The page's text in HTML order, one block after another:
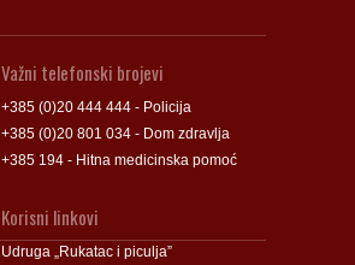
Važni telefonski brojevi
+385 (0)20 444 444 - Policija
+385 (0)20 801 034 - Dom zdravlja
+385 194 - Hitna medicinska pomoć
Korisni linkovi
Udruga „Rukatac i piculja”